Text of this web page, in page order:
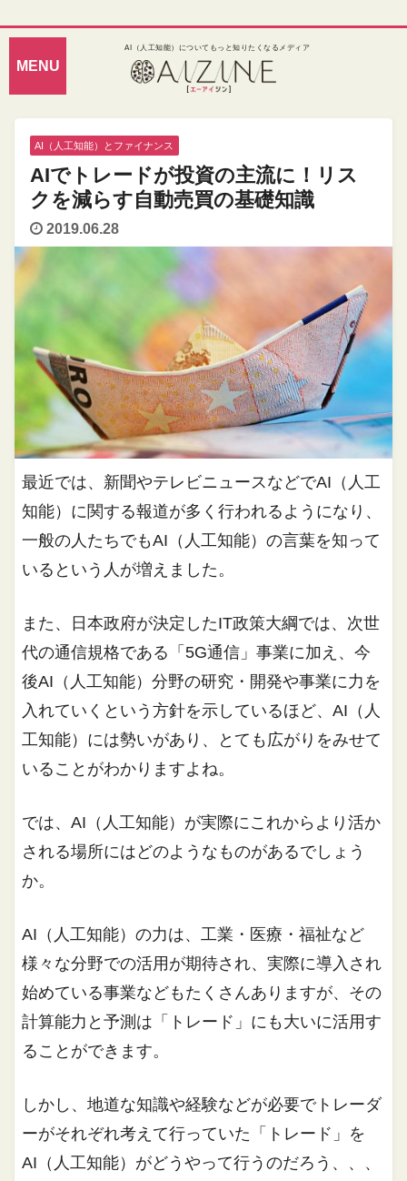
AI（人工知能）についてもっと知りたくなるメディア
AI（人工知能）とファイナンス
AIでトレードが投資の主流に！リス
クを減らす自動売買の基礎知識
2019.06.28
最近では、新聞やテレビニュースなどでAI（人工
知能）に関する報道が多く行われるようになり、
一般の人たちでもAI（人工知能）の言葉を知って
いるという人が増えました。
また、日本政府が決定したIT政策大綱では、次世
代の通信規格である「5G通信」事業に加え、今
後AI（人工知能）分野の研究・開発や事業に力を
入れていくという方針を示しているほど、AI（人
工知能）には勢いがあり、とても広がりをみせて
いることがわかりますよね。
では、AI（人工知能）が実際にこれからより活か
される場所にはどのようなものがあるでしょう
か。
AI（人工知能）の力は、工業・医療・福祉など
様々な分野での活用が期待され、実際に導入され
始めている事業などもたくさんありますが、その
計算能力と予測は「トレード」にも大いに活用す
ることができます。
しかし、地道な知識や経験などが必要でトレーダ
ーがそれぞれ考えて行っていた「トレード」を
AI（人工知能）がどうやって行うのだろう、、、